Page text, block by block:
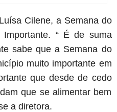
Cilene, a Semana do
“ É de suma
sabe que a Semana do
muito importante em
que desde de cedo
que se alimentar bem
a diretora.